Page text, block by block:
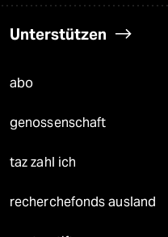
Unterstützen
abo
genossenschaft
taz zahl ich
recherchefonds ausland